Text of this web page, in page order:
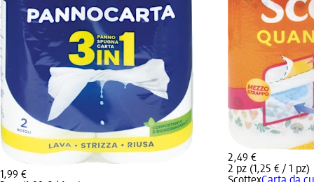
1,99 €
2,49 €
2 pz (1,25 € / 1 pz)